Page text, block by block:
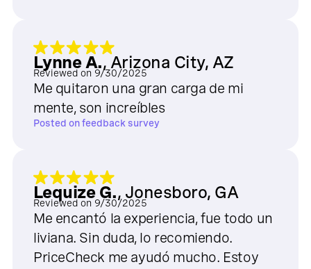
Lynne A., Arizona City, AZ
Reviewed on 9/30/2025
Me quitaron una gran carga de mi
mente, son increíbles
Posted onfeedback survey
Lequize G., Jonesboro, GA
Reviewed on 9/30/2025
Me encantó la experiencia, fue todo un
liviana. Sin duda, lo recomiendo.
PriceCheck me ayudó mucho. Estoy